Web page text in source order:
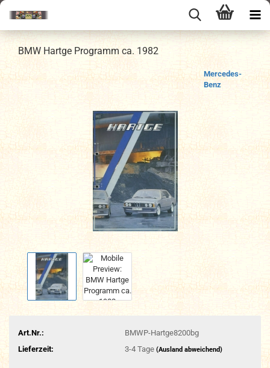
BMW Hartge Programm ca. 1982
Mercedes-
Benz
Art.Nr.:
BMWP-Hartge8200bg
Lieferzeit:
3-4 Tage (Ausland abweichend)